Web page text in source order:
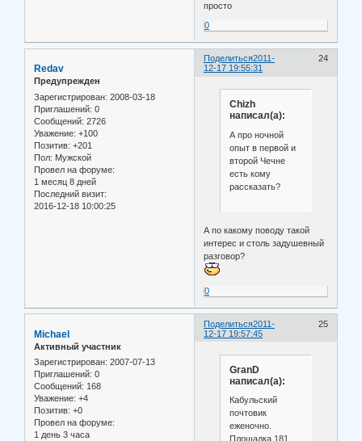
просто
0
Поделиться 24
2011-
12-17 19:55:31
Redav
Предупрежден
Зарегистрирован: 2008-03-18
Приглашений: 0
Сообщений: 2726
Уважение: +100
Позитив: +201
Пол: Мужской
Провел на форуме:
1 месяц 8 дней
Последний визит:
2016-12-18 10:00:25
Chizh
написал(а):
А про ночной
опыт в первой и
второй Чечне
есть кому
рассказать?
А по какому поводу такой
интерес и столь задушевный
разговор?
0
Поделиться 25
2011-
12-17 19:57:45
Michael
Активный участник
Зарегистрирован: 2007-07-13
Приглашений: 0
Сообщений: 168
Уважение: +4
Позитив: +0
Провел на форуме:
1 день 3 часа
GranD
написал(а):
Кабульский
почтовик
еженочно.
Площадка 181